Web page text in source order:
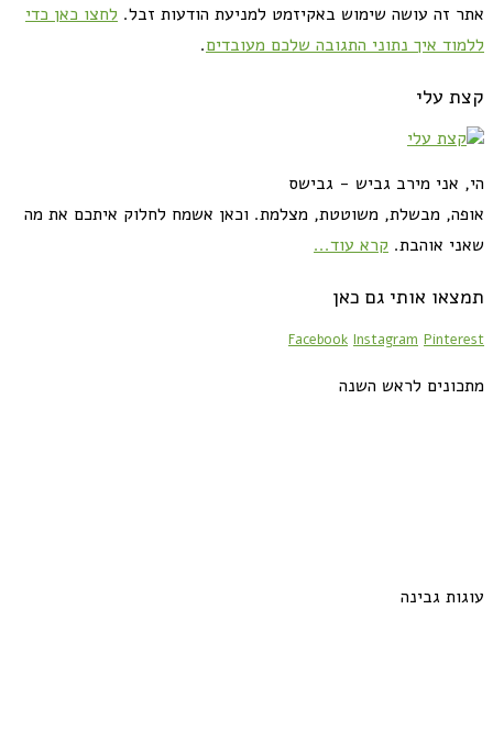
אתר זה עושה שימוש באקיזמט למניעת הודעות זבל. לחצו כאן כדי
ללמוד איך נתוני התגובה שלכם מעובדים.
קצת עלי
הי, אני מירב גביש - גבישס
אופה, מבשלת, משוטטת, מצלמת. וכאן אשמח לחלוק איתכם את מה
שאני אוהבת. קרא עוד...
תמצאו אותי גם כאן
Facebook Instagram Pinterest
מתכונים לראש השנה
עוגות גבינה